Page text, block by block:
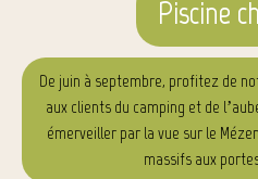
Piscine
De juin à septembre, profitez de
aux clients du camping et de
émerveiller par la vue sur le
massifs aux